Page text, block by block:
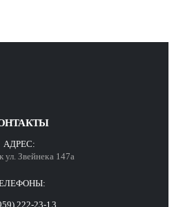
АДРЕС:
ул. Звейнека 147а
222-23-13